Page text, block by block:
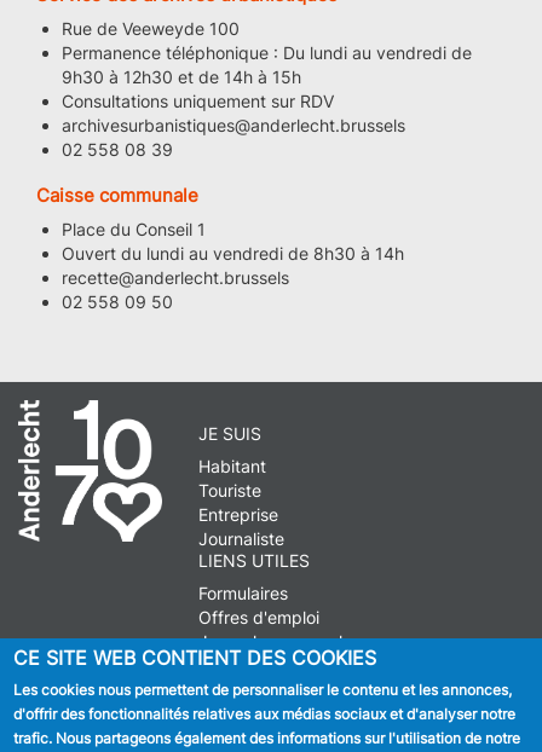
Rue de Veeweyde 100
Permanence téléphonique : Du lundi au vendredi de
9h30 à 12h30 et de 14h à 15h
Consultations uniquement sur RDV
archivesurbanistiques@anderlecht.brussels
02 558 08 39
Caisse communale
Place du Conseil 1
Ouvert du lundi au vendredi de 8h30 à 14h
recette@anderlecht.brussels
02 558 09 50
JE SUIS
Habitant
Touriste
Entreprise
Journaliste
LIENS UTILES
Formulaires
Offres d'emploi
Journal communal
Stationnement
SUIVEZ NOUS
CE SITE WEB CONTIENT DES COOKIES
Les cookies nous permettent de personnaliser le contenu et les annonces,
d'offrir des fonctionnalités relatives aux médias sociaux et d'analyser notre
trafic. Nous partageons également des informations sur l'utilisation de notre